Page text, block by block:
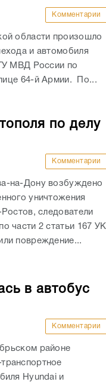
Комментарии
области произошло
и автомобиля
МВД России по
64-й Армии. По...
по делу
Комментарии
на-Дону возбуждено
уничтожения
следователи
части 2 статьи 167 УК
повреждение...
в автобус
Комментарии
районе
Hyundai и